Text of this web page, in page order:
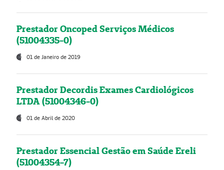
Prestador Oncoped Serviços Médicos
(51004335-0)
01 de Janeiro de 2019
Prestador Decordis Exames Cardiológicos
LTDA (51004346-0)
01 de Abril de 2020
Prestador Essencial Gestão em Saúde Ereli
(51004354-7)